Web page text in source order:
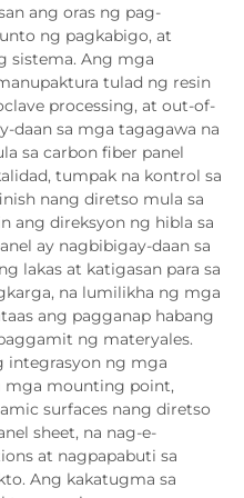
ang oras ng pag-
ng pagkabigo, at
sistema. Ang mga
tulad ng resin
processing, at out-of-
daan sa mga tagagawa na
sa carbon fiber panel
tumpak na kontrol sa
nang diretso mula sa
ang direksyon ng hibla sa
ay nagbibigay-daan sa
lakas at katigasan para sa
na lumilikha ng mga
ang pagganap habang
ng materyales.
integrasyon ng mga
mga mounting point,
surfaces nang diretso
sheet, na nag-e-
at nagpapabuti sa
Ang kakatugma sa